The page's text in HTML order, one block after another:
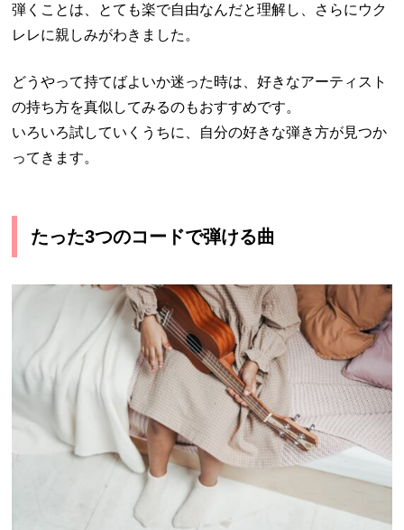
弾くことは、とても楽で自由なんだと理解し、さらにウク
レレに親しみがわきました。
どうやって持てばよいか迷った時は、好きなアーティスト
の持ち方を真似してみるのもおすすめです。
いろいろ試していくうちに、自分の好きな弾き方が見つか
ってきます。
たった3つのコードで弾ける曲